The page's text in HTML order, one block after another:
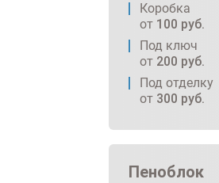
Коробка
от 100 руб.
Под ключ
от 200 руб.
Под отделку
от 300 руб.
Пеноблок